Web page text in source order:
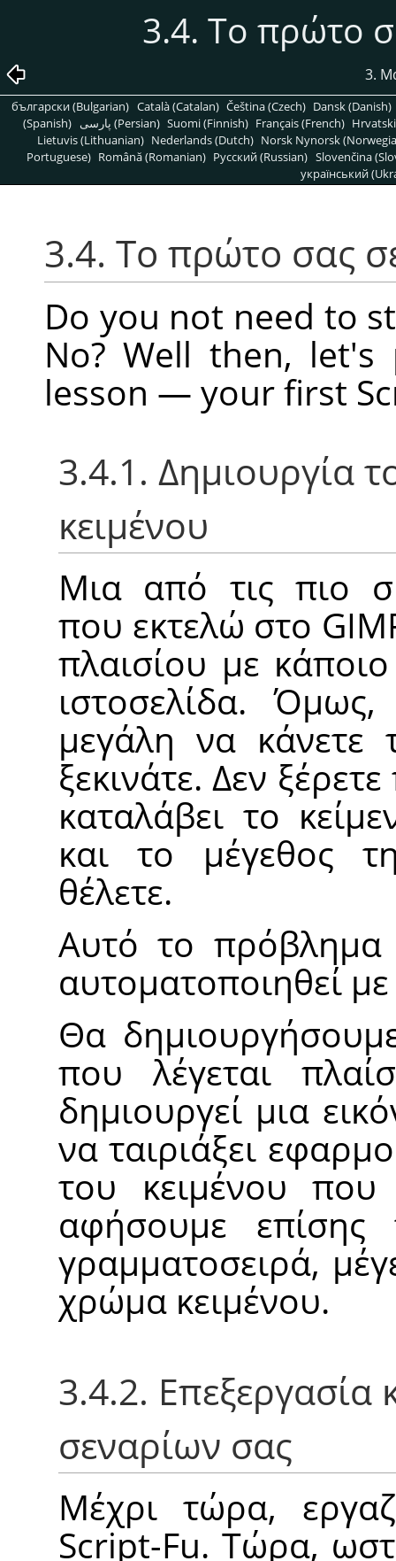
3.4. Το πρώτο
3.
български (Bulgarian) Català (Catalan) Čeština (Czech) Dansk (Danish)
(Spanish)
پارسی (Persian) Suomi (Finnish) Français (French)
Lietuvis (Lithuanian) Nederlands (Dutch) Norsk Nynorsk
Portuguese) Română (Romanian) Pусский (Russian) Slovenčina
український
3.4. Το πρώτο σας
Do you not need to
No? Well then,
lesson — your first
3.4.1. Δημιουργία
κειμένου
Μια από τις πιο
που εκτελώ στο
πλαισίου με
ιστοσελίδα.
μεγάλη να κάνετε
ξεκινάτε. Δεν
καταλάβει το
και το μέγεθος
θέλετε.
Αυτό το πρόβλημα
αυτοματοποιηθεί
Θα
που λέγεται
δημιουργεί μια
να ταιριάξει
του κειμένου
αφήσουμε επίσης
γραμματοσειρά,
χρώμα κειμένου.
3.4.2.
σεναρίων σας
Μέχρι τώρα,
Script-Fu. Τώρα,